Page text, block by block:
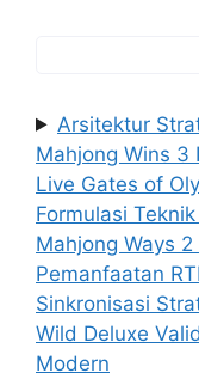
Arsitektur
Mahjong Wins 3
Live Gates of
Formulasi
Mahjong Ways
Pemanfaatan
Sinkronisasi
Wild Deluxe
Modern